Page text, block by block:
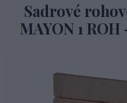
Sadrové
MAYON 1